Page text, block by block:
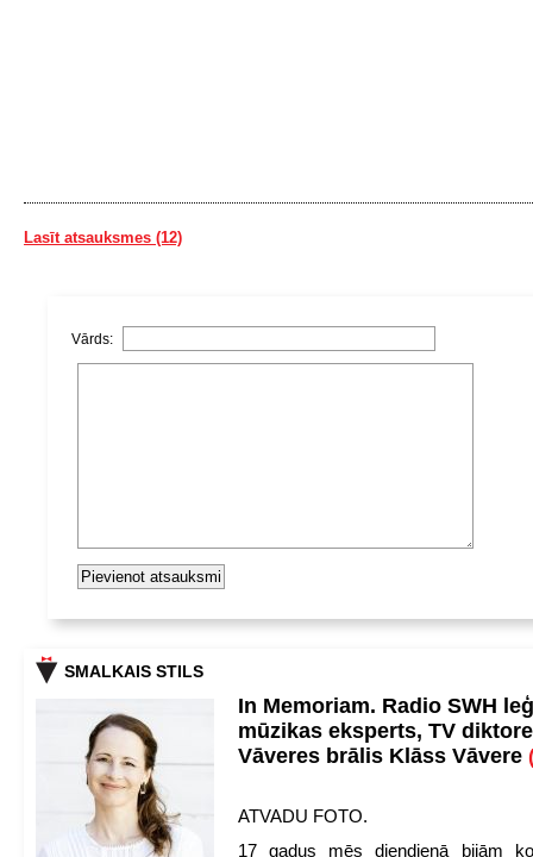
Lasīt atsauksmes (12)
Vārds:
SMALKAIS STILS
In Memoriam. Radio SWH
mūzikas eksperts, TV
Vāveres brālis Klāss Vāvere
ATVADU FOTO.
17 gadus mēs diendienā bijām